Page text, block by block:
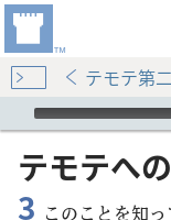
テモテ第
Audio Player
テモテ​へ​
3 このことを知